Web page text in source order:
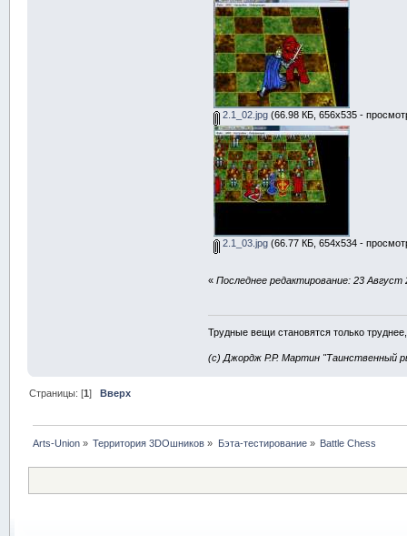
2.1_02.jpg(66.98 КБ, 656x535 -
2.1_03.jpg(66.77 КБ, 654x534 -
«Последнее редактирование: 23 Август
Трудные вещи становятся только
(с) Джордж Р.Р. Мартин "Таинственный
Страницы: [1]Вверх
Arts-Union » Территория 3DOшников » Бэта-тестирование» Battle Chess